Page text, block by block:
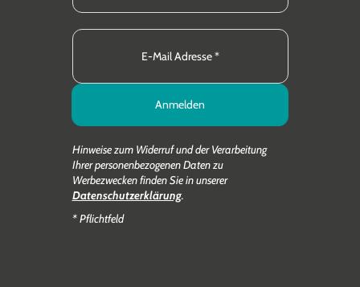
Anmelden
Hinweise zum Widerruf und der Verarbeitung
Ihrer personenbezogenen Daten zu
Werbezwecken finden Sie in unserer
Datenschutzerklärung.
* Pflichtfeld